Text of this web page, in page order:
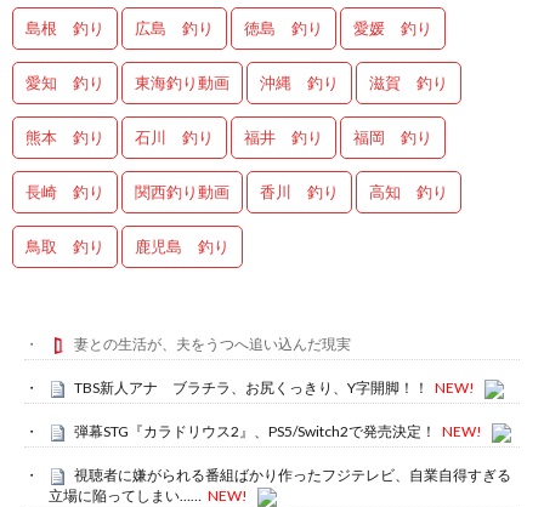
島根 釣り 広島 釣り 徳島 釣り 愛媛 釣り
愛知 釣り 東海釣り動画 沖縄 釣り 滋賀 釣り
熊本 釣り 石川 釣り 福井 釣り 福岡 釣り
長崎 釣り 関西釣り動画 香川 釣り 高知 釣り
鳥取 釣り 鹿児島 釣り
妻との生活が、夫をうつへ追い込んだ現実
TBS新人アナ ブラチラ、お尻くっきり、Y字開脚！！ NEW!
弾幕STG『カラドリウス2』、PS5/Switch2で発売決定！ NEW!
視聴者に嫌がられる番組ばかり作ったフジテレビ、自業自得すぎる
立場に陥ってしまい…… NEW!